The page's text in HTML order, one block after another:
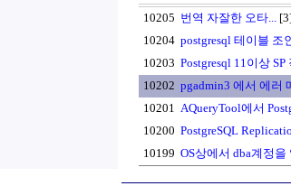
10205 번역 자잘한 오타...
10204 postgresql 테이블 조
10203 Postgresql 11이상
10202 pgadmin3 에서 에러
10201 AQueryTool에서
10200 PostgreSQL
10199 OS상에서 dba계정